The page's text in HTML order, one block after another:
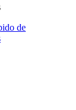
de